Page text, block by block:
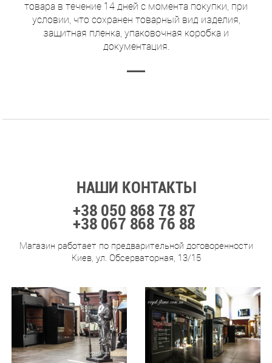
товара в течение 14 дней с момента покупки, при
условии, что сохранен товарный вид изделия,
защитная пленка, упаковочная коробка и
документация.
НАШИ КОНТАКТЫ
+38 050 868 78 87
+38 067 868 76 88
Магазин работает по предварительной договоренности
Киев, ул. Обсерваторная, 13/15